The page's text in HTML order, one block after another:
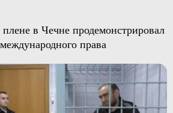
плене в Чечне продемонстрировал
права